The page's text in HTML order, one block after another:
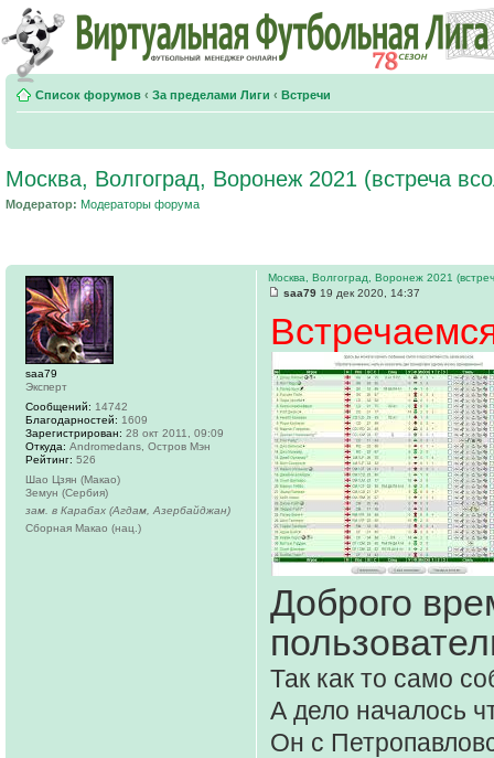
Список форумов ‹ За пределами Лиги ‹ Встречи
Москва, Волгоград, Воронеж 2021 (встреча
Модератор: Модераторы форума
Москва, Волгоград, Воронеж 2021
saa79 19 дек 2020, 14:37
Доброго
Так как то само
А дело началось
Он с
saa79
Эксперт
Сообщений: 14742
Благодарностей: 1609
Зарегистрирован: 28 окт 2011, 09:09
Откуда: Andromedans, Остров Мэн
Рейтинг: 526
Шао Цзян (Макао)
Земун (Сербия)
зам. в Карабах (Агдам, Азербайджан)
Сборная Макао (нац.)